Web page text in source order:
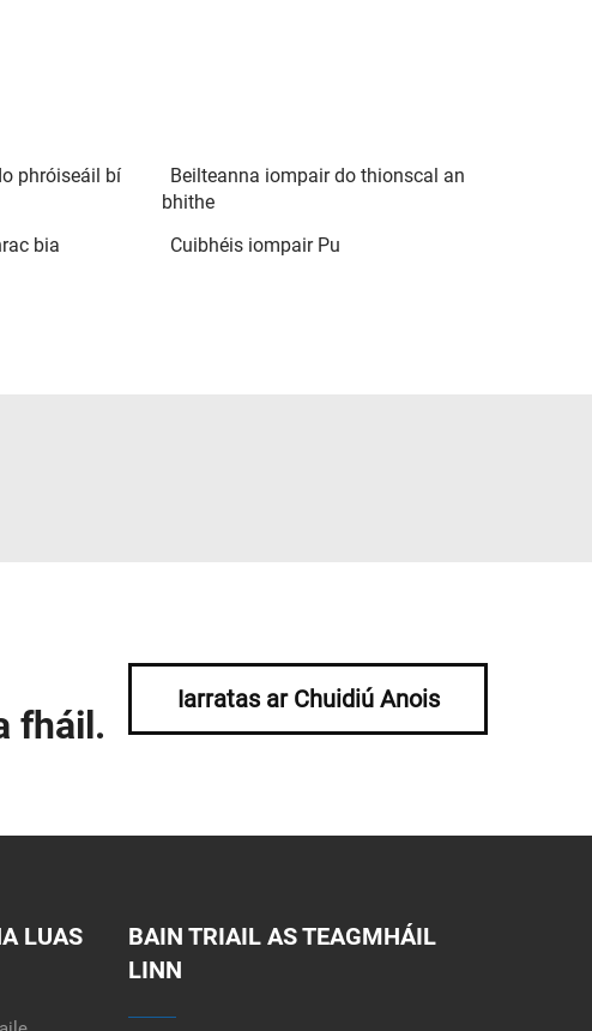
phróiseáil bí
Beilteanna iompair do thionscal an
bhithe
bia
Cuibhéis iompair Pu
fháil.
Iarratas ar Chuidiú Anois
LUAS
BAIN TRIAIL AS TEAGMHÁIL
LINN